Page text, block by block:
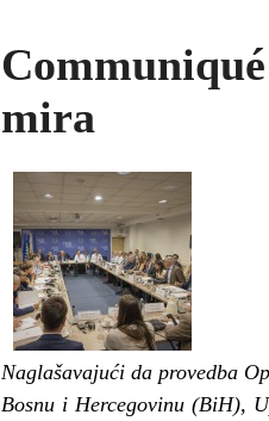
mira
Naglašavajući da provedba
Bosnu i Hercegovinu (BiH),